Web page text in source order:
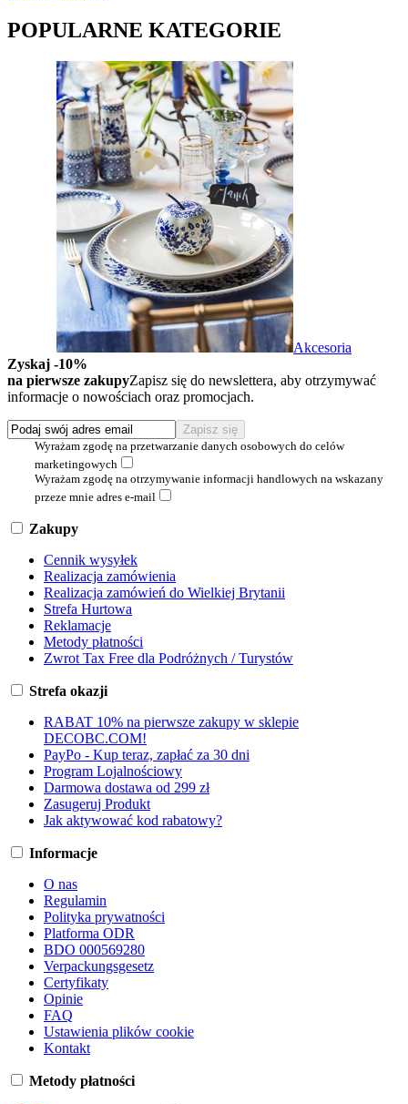
POPULARNE KATEGORIE
Akcesoria
Zyskaj -10%
na pierwsze zakupyZapisz się do newslettera, aby otrzymywać
informacje o nowościach oraz promocjach.
Wyrażam zgodę na przetwarzanie danych osobowych do celów
marketingowych
Wyrażam zgodę na otrzymywanie informacji handlowych na wskazany
przeze mnie adres e-mail
Zakupy
Cennik wysyłek
Realizacja zamówienia
Realizacja zamówień do Wielkiej Brytanii
Strefa Hurtowa
Reklamacje
Metody płatności
Zwrot Tax Free dla Podróżnych / Turystów
Strefa okazji
RABAT 10% na pierwsze zakupy w sklepie
DECOBC.COM!
PayPo - Kup teraz, zapłać za 30 dni
Program Lojalnościowy
Darmowa dostawa od 299 zł
Zasugeruj Produkt
Jak aktywować kod rabatowy?
Informacje
O nas
Regulamin
Polityka prywatności
Platforma ODR
BDO 000569280
Verpackungsgesetz
Certyfikaty
Opinie
FAQ
Ustawienia plików cookie
Kontakt
Metody płatności